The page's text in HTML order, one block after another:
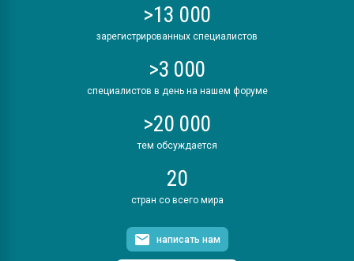
>13 000
зарегистрированных специалистов
>3 000
специалистов в день на нашем форуме
>20 000
тем обсуждается
20
стран со всего мира
написать нам